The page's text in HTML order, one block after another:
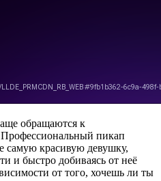
обращаются к
Профессиональный пикап
самую красивую девушку,
и быстро добиваясь от неё
от того, хочешь ли ты